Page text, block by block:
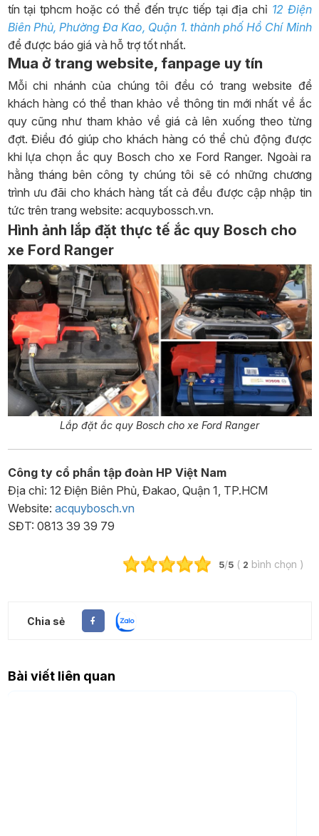
tín tại tphcm hoặc có thể đến trực tiếp tại địa chỉ 12 Điện
Biên Phủ, Phường Đa Kao, Quận 1. thành phố Hồ Chí Minh
để được báo giá và hỗ trợ tốt nhất.
Mua ở trang website, fanpage uy tín
Mỗi chi nhánh của chúng tôi đều có trang website để
khách hàng có thể than khảo về thông tin mới nhất về ắc
quy cũng như tham khảo về giá cả lên xuống theo từng
đợt. Điều đó giúp cho khách hàng có thể chủ động được
khi lựa chọn ắc quy Bosch cho xe Ford Ranger. Ngoài ra
hằng tháng bên công ty chúng tôi sẽ có những chương
trình ưu đãi cho khách hàng tất cả đều được cập nhập tin
tức trên trang website: acquybossch.vn.
Hình ảnh lắp đặt thực tế ắc quy Bosch cho
xe Ford Ranger
Lắp đặt ắc quy Bosch cho xe Ford Ranger
Công ty cổ phần tập đoàn HP Việt Nam
Địa chỉ: 12 Điện Biên Phủ, Đakao, Quận 1, TP.HCM
Website: acquybosch.vn
SĐT: 0813 39 39 79
5/5 ( 2 bình chọn )
Chia sẻ
Bài viết liên quan